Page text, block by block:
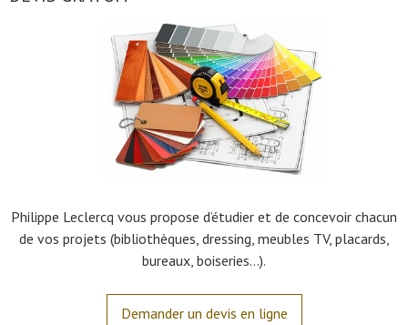
Philippe Leclercq vous propose d’étudier et de concevoir chacun
de vos projets (bibliothèques, dressing, meubles TV, placards,
bureaux, boiseries…).
Demander un devis en ligne